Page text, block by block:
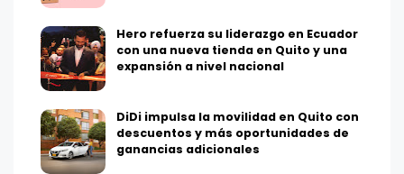
Hero refuerza su liderazgo en Ecuador
con una nueva tienda en Quito y una
expansión a nivel nacional
DiDi impulsa la movilidad en Quito con
descuentos y más oportunidades de
ganancias adicionales